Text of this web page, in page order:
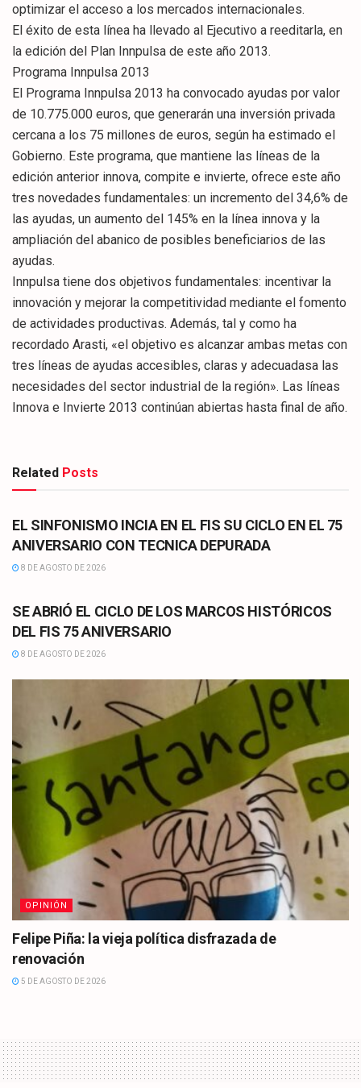
optimizar el acceso a los mercados internacionales.
El éxito de esta línea ha llevado al Ejecutivo a reeditarla, en
la edición del Plan Innpulsa de este año 2013.
Programa Innpulsa 2013
El Programa Innpulsa 2013 ha convocado ayudas por valor
de 10.775.000 euros, que generarán una inversión privada
cercana a los 75 millones de euros, según ha estimado el
Gobierno. Este programa, que mantiene las líneas de la
edición anterior innova, compite e invierte, ofrece este año
tres novedades fundamentales: un incremento del 34,6% de
las ayudas, un aumento del 145% en la línea innova y la
ampliación del abanico de posibles beneficiarios de las
ayudas.
Innpulsa tiene dos objetivos fundamentales: incentivar la
innovación y mejorar la competitividad mediante el fomento
de actividades productivas. Además, tal y como ha
recordado Arasti, «el objetivo es alcanzar ambas metas con
tres líneas de ayudas accesibles, claras y adecuadasa las
necesidades del sector industrial de la región». Las líneas
Innova e Invierte 2013 continúan abiertas hasta final de año.
Related Posts
CULTURA
EL SINFONISMO INCIA EN EL FIS SU CICLO EN EL 75
ANIVERSARIO CON TECNICA DEPURADA
8 DE AGOSTO DE 2026
SE ABRIÓ EL CICLO DE LOS MARCOS HISTÓRICOS
DEL FIS 75 ANIVERSARIO
8 DE AGOSTO DE 2026
OPINIÓN
Felipe Piña: la vieja política disfrazada de
renovación
5 DE AGOSTO DE 2026